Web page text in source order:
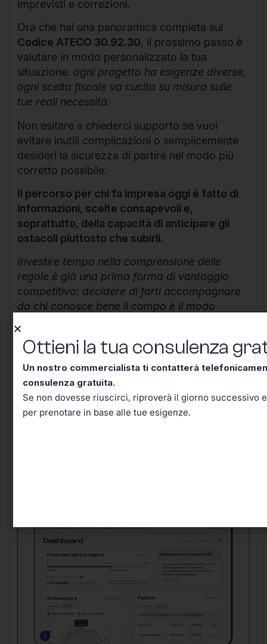
imprevisti e correzioni.
Ora che hai una panoramica completa sul
Codice ATECO 30.92.30, il prossimo passo è
valutare in modo personalizzato la tua
situazione: ogni progetto ha esigenze diverse,
ogni scelta fiscale va cucita su misura sulle
tue reali necessità.
Non esitare a chiederci supporto se vuoi
evitare inutili complicazioni o semplicemente
desideri la sicurezza di partire nel modo più
corretto possibile.
Il percorso per chi fa impresa oggi è fatto di
informazioni, scelte consapevoli e,
soprattutto, della capacità di anticipare gli
ostacoli piuttosto che subirli.
Investire tempo nella comprensione delle
regole è già una prima forma di vantaggio
competitivo; decidere di farti accompagnare
da chi conosce bene il campo è il modo
solido, efficiente e senza inutili sorprese.
ricorda che ogni scelta ben ponderata oggi ti
mette al riparo domani.
Ottieni la tua consulenza
Un nostro commercialista ti contatterà
consulenza gratuita.
Se non dovesse riuscirci, riproverà il giorno successivo
per prenotare in base alle tue esigenze.